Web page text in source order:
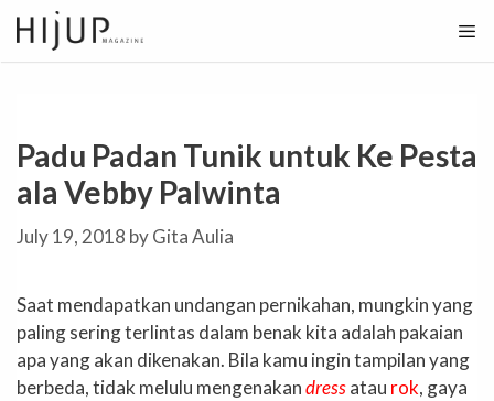
Skip
to
content
Padu Padan Tunik untuk Ke Pesta
ala Vebby Palwinta
July 19, 2018 byGita Aulia
Saat mendapatkan undangan pernikahan, mungkin yang
paling sering terlintas dalam benak kita adalah pakaian
apa yang akan dikenakan. Bila kamu ingin tampilan yang
berbeda, tidak melulu mengenakandressatau rok, gaya